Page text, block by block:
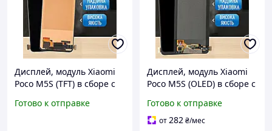
Дисплей, модуль Xiaomi
Poco M5S (TFT) в сборе с
Ксиоми Поко М5С
Готово к отправке
Дисплей, модуль Xiaomi
Poco M5S (OLED) в сборе с
Ксиоми Поко М5С
Готово к отправке
от282₴/мес